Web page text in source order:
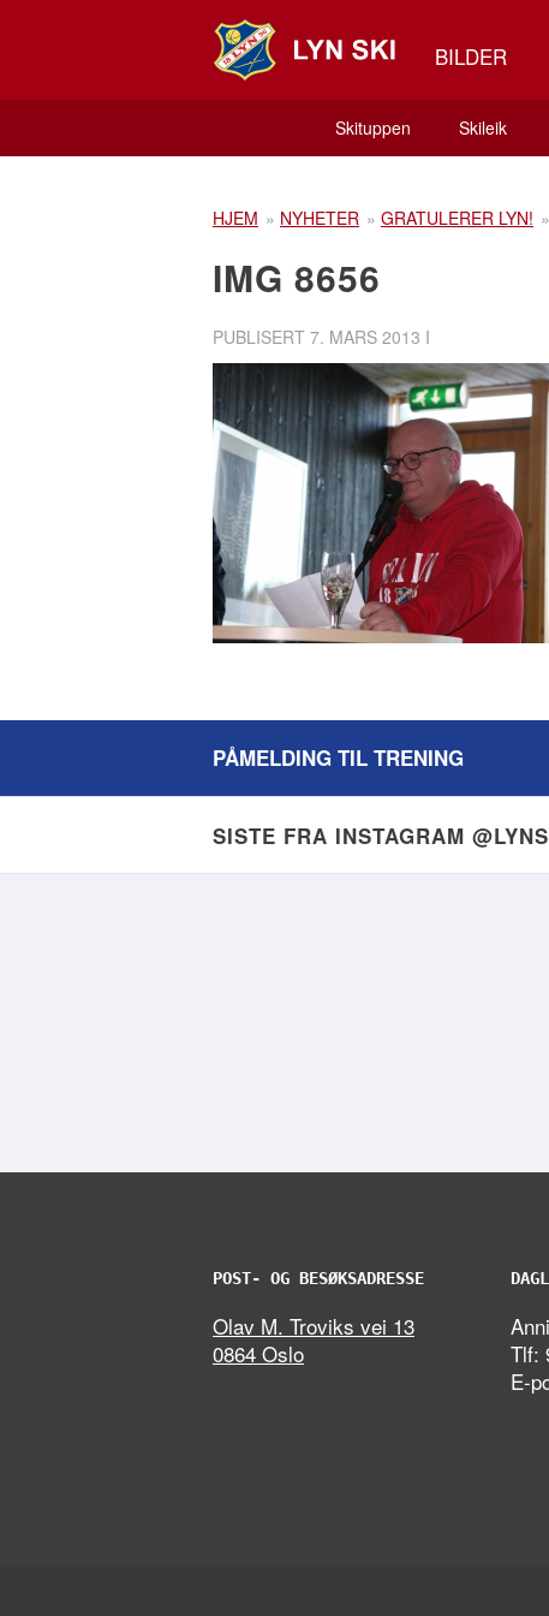
BILDER
Skituppen Skileik
HJEM » NYHETER » GRATULERER LYN! »
IMG 8656
PUBLISERT 7. MARS 2013 I
PÅMELDING TIL TRENING
SISTE FRA INSTAGRAM
POST- OG BESØKSADRESSE
Olav M. Troviks vei 13
0864 Oslo
Tlf:
E-